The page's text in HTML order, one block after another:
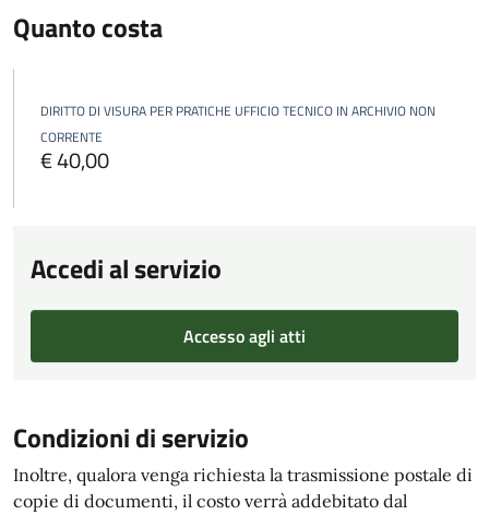
Quanto costa
DIRITTO DI VISURA PER PRATICHE UFFICIO TECNICO IN ARCHIVIO NON
CORRENTE
€ 40,00
Accedi al servizio
Accesso agli atti
Condizioni di servizio
Inoltre, qualora venga richiesta la trasmissione postale di
copie di documenti, il costo verrà addebitato dal